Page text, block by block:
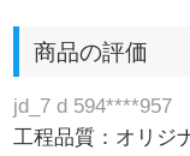
商品の評価
jd_7 d 594****957
工程品質：オリジ